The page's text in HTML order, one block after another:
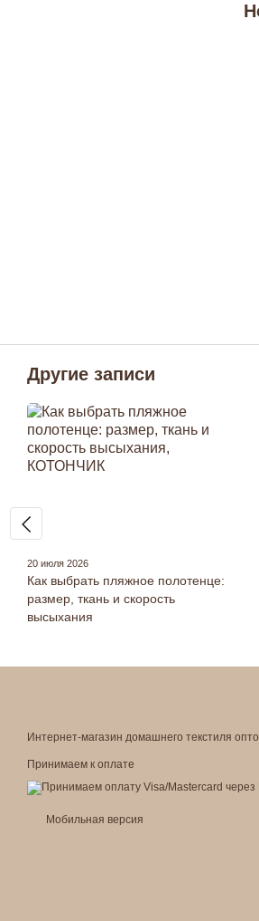
Другие записи
20 июля 2026
Как выбрать пляжное полотенце:
размер, ткань и скорость
высыхания
Интернет-магазин домашнего текстиля
Принимаем к оплате
Мобильная версия